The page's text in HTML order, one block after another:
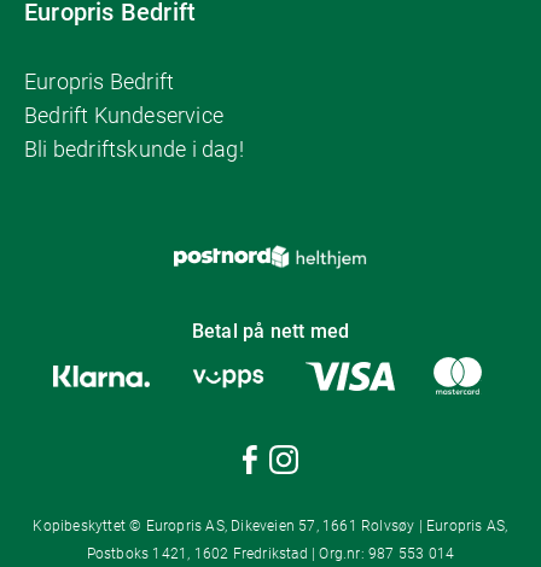
Europris Bedrift
Europris Bedrift
Bedrift Kundeservice
Bli bedriftskunde i dag!
Betal på nett med
Kopibeskyttet © Europris AS, Dikeveien 57, 1661 Rolvsøy | Europris AS,
Postboks 1421, 1602 Fredrikstad | Org.nr: 987 553 014